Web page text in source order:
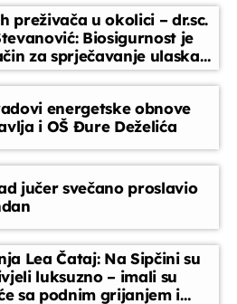
preživača u okolici – dr.sc.
Biosigurnost je
za sprječavanje ulaska
energetske obnove
i OŠ Đure Deželića
jučer svečano proslavio
Lea Čataj: Na Sipčini su
luksuzno – imali su
sa podnim grijanjem i